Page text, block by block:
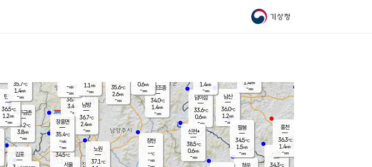
기상청
남이섬
33.6℃
0.6m/s
-mm
양주
36.4℃
3.4
-mm
남산
36.0℃
1.2m/s
-mm
청운
팔봉
34.5℃
1.5m/s
-mm
1.4m/s
-mm
파주금촌
35.2℃
3.8m/s
-mm
가평조종
34.0℃
1.4m/s
-mm
35.6℃
2.6m/s
-mm
신천*
38.5℃
0.6m/s
-mm
창현
-℃
-m/s
탄현
36.5℃
1.2m/s
-mm
0.6m/s
-mm
김포
은평
34.5℃
m/s
노원
37.1℃
남방
36.7℃
2.4m/s
-mm
장흥면
35.4℃
-m/s
-mm
-m/s
-mm
시동
34.3℃
홍천
36.3℃
1.4m/s
-mm
서울
1.4m/s
-mm
35.7℃
1.4m/s
-mm
1.1 m/s
-mm